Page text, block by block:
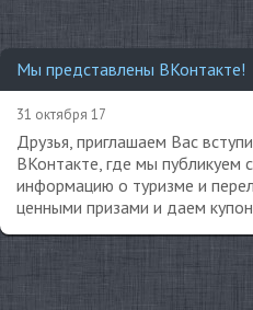
Мы представлены ВКонтакте!
31 октября 17
Друзья, приглашаем Вас
ВКонтакте, где мы публикуем
информацию о туризме и
ценными призами и даем